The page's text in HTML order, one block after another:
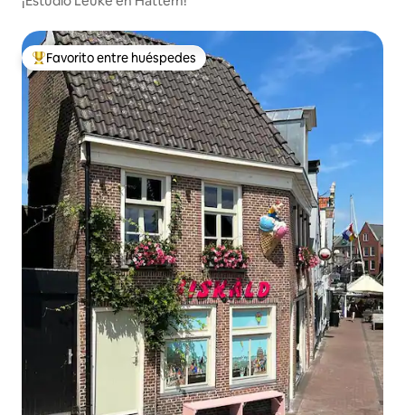
Favorito entre huéspedes preferido
Favorito entre huéspedes